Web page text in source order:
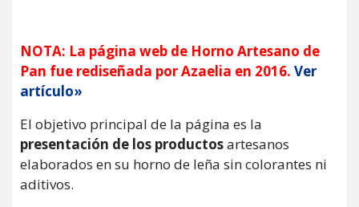
NOTA: La página web de Horno Artesano de
Pan fue rediseñada por Azaelia en 2016. Ver
artículo»
El objetivo principal de la página es la
presentación de los productosartesanos
elaborados en su horno de leña sin colorantes ni
aditivos.